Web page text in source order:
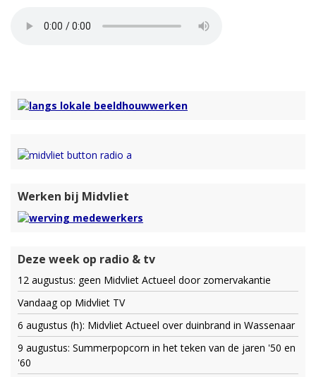
Werken bij Midvliet
Deze week op radio & tv
12 augustus: geen Midvliet Actueel door zomervakantie
Vandaag op Midvliet TV
6 augustus (h): Midvliet Actueel over duinbrand in Wassenaar
9 augustus: Summerpopcorn in het teken van de jaren '50 en
'60